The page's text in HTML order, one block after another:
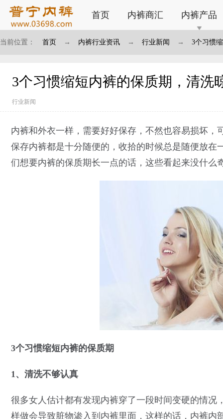
首页 内裤商汇 内裤产品
当前位置： 首页 → 内裤行业资讯 → 行业新闻 → 3个习惯
3个习惯缩短内裤的保质期，清洗
行业新闻
内裤和外衣一样，需要好好保存，不然也容易损坏
保存内裤都是十分随便的，收拾的时候总是随便放
们想要内裤的保质期长一点的话，这些看起来没什么
3个习惯缩短内裤的保质期
1、清洗不够认真
很多女人估计都有发现内裤穿了一段时间变硬的情
样做会导致脏物渗入到内裤里面，这样的话，内裤